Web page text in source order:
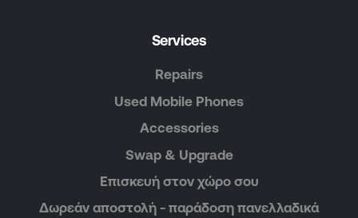
Services
Repairs
Used Mobile Phones
Accessories
Swap & Upgrade
Επισκευή στον χώρο σου
Δωρεάν αποστολή - παράδοση πανελλαδικά